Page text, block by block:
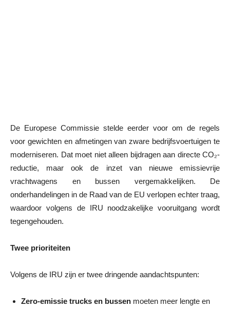
De Europese Commissie stelde eerder voor om de regels
voor gewichten en afmetingen van zware bedrijfsvoertuigen te
moderniseren. Dat moet niet alleen bijdragen aan directe CO₂-
reductie, maar ook de inzet van nieuwe emissievrije
vrachtwagens en bussen vergemakkelijken. De
onderhandelingen in de Raad van de EU verlopen echter traag,
waardoor volgens de IRU noodzakelijke vooruitgang wordt
tegengehouden.
Twee prioriteiten
Volgens de IRU zijn er twee dringende aandachtspunten:
Zero-emissie trucks en bussen moeten meer lengte en